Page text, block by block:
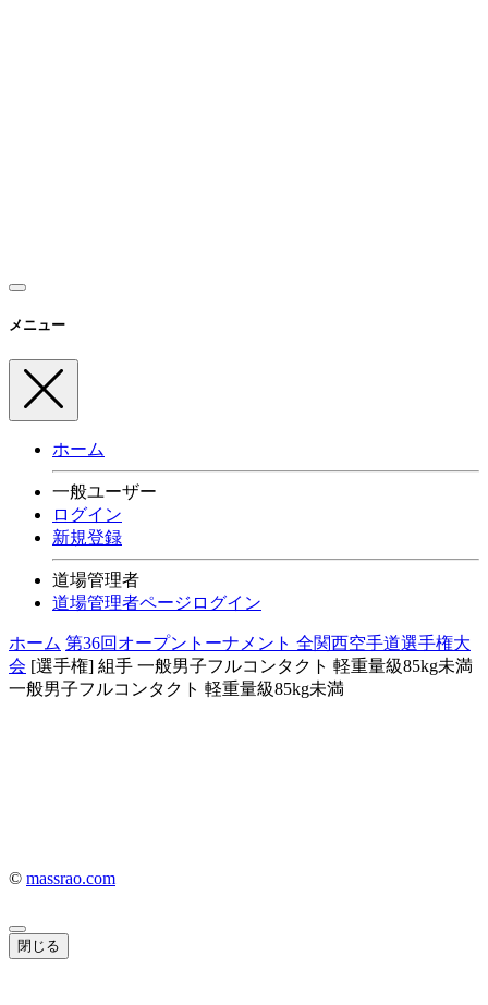
メニュー
ホーム
一般ユーザー
ログイン
新規登録
道場管理者
道場管理者ページログイン
ホーム 第36回オープントーナメント 全関西空手道選手権大
会 [選手権] 組手 一般男子フルコンタクト 軽重量級85kg未満
一般男子フルコンタクト 軽重量級85kg未満
© massrao.com
閉じる